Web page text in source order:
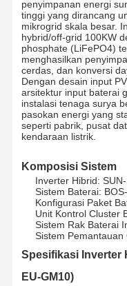
penyimpanan energi
tinggi yang dirancang
mikrogrid skala besar.
hybrid/off-grid 100KW
phosphate (LiFePO4)
menghasilkan
cerdas, dan konversi
Dengan desain input
arsitektur input baterai
instalasi tenaga surya
pasokan energi yang
seperti pabrik, pusat
kendaraan listrik.
Komposisi Sistem
Inverter Hibrid:
Sistem Baterai:
Konfigurasi Paket
Unit Kontrol Cluster
Sistem Rak Baterai
Sistem
Spesifikasi Inverter
EU-GM10)